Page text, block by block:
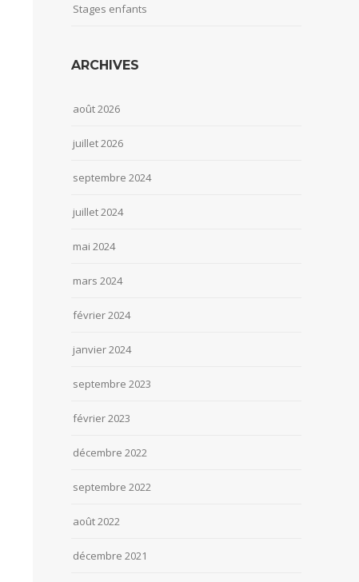
Stages enfants
ARCHIVES
août 2026
juillet 2026
septembre 2024
juillet 2024
mai 2024
mars 2024
février 2024
janvier 2024
septembre 2023
février 2023
décembre 2022
septembre 2022
août 2022
décembre 2021